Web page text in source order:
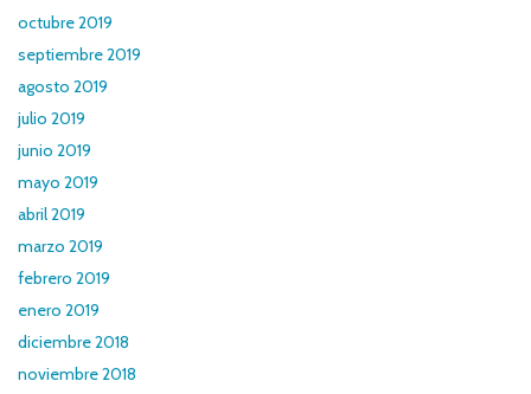
octubre 2019
septiembre 2019
agosto 2019
julio 2019
junio 2019
mayo 2019
abril 2019
marzo 2019
febrero 2019
enero 2019
diciembre 2018
noviembre 2018